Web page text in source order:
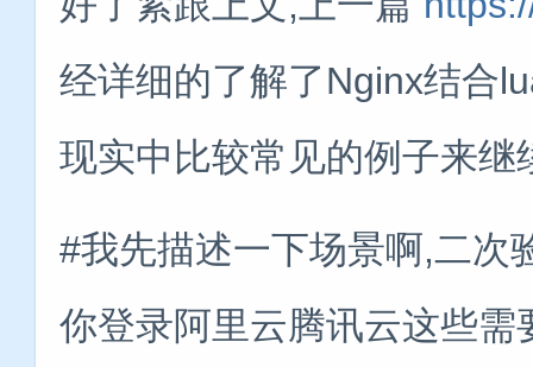
经详细的了解了Nginx结合
现实中比较常见的例子来继
#我先描述一下场景啊,二次
你登录阿里云腾讯云这些